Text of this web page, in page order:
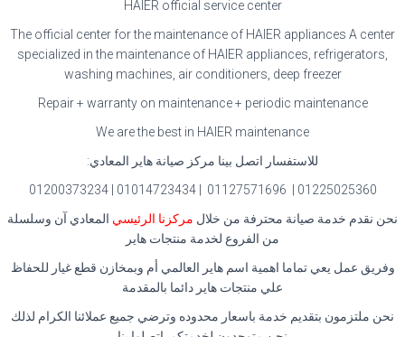
HAIER official service center
The official center for the maintenance of HAIER appliances A center
specialized in the maintenance of HAIER appliances, refrigerators,
washing machines, air conditioners, deep freezer
Repair + warranty on maintenance + periodic maintenance
We are the best in HAIER maintenance
للاستفسار اتصل بينا مركز صيانة هاير المعادي:
01225025360 | 01127571696 | 01014723434 | 01200373234
نحن نقدم خدمة صيانة محترفة من خلال مركزنا الرئيسي المعادي آن وسلسلة
من الفروع لخدمة منتجات هاير
وفريق عمل يعي تماما اهمية اسم هاير العالمي أم وبمخازن قطع غيار للحفاظ
علي منتجات هاير دائما بالمقدمة
نحن ملتزمون بتقديم خدمة باسعار محدوده وترضي جميع عملائنا الكرام لذلك